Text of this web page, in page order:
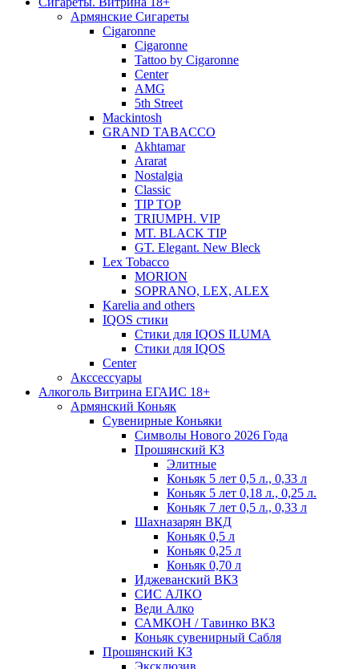
Армянские Сигареты
Cigaronne
Cigaronne
Tattoo by Cigaronne
Center
AMG
5th Street
Mackintosh
GRAND TABACCO
Akhtamar
Ararat
Nostalgia
Classic
TIP TOP
TRIUMPH. VIP
MT. BLACK TIP
GT. Elegant. New Bleck
Lex Tobacco
MORION
SOPRANO, LEX, ALEX
Karelia and others
IQOS стики
Стики для IQOS ILUMA
Стики для IQOS
Сenter
Акссессуары
Алкоголь Витрина ЕГАИС 18+
Армянский Коньяк
Сувенирные Коньяки
Символы Нового 2026 Года
Прошянский КЗ
Элитные
Коньяк 5 лет 0,5 л., 0,33 л
Коньяк 5 лет 0,18 л., 0,25 л.
Коньяк 7 лет 0,5 л., 0,33 л
Шахназарян ВКД
Коньяк 0,5 л
Коньяк 0,25 л
Коньяк 0,70 л
Иджеванский ВКЗ
СИС АЛКО
Веди Алко
САМКОН / Тавинко ВКЗ
Коньяк сувенирный Сабля
Прошянский КЗ
Эксклюзив